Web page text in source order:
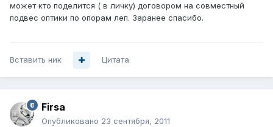
может кто поделится ( в личку) договором на совместный
подвес оптики по опорам леп. Заранее спасибо.
Вставить ник Цитата
Firsa
Опубликовано 23 сентября, 2011